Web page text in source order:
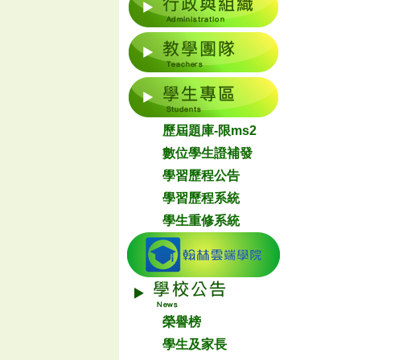
歷屆題庫-限ms2
數位學生證補發
學習歷程公告
學習歷程系統
學生重修系統
榮譽榜
學生及家長